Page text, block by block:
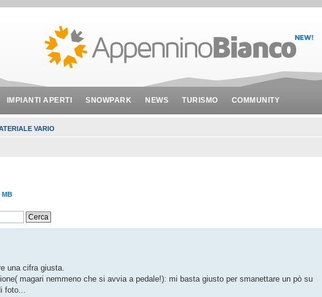
IMPIANTI APERTI SNOWPARK NEWS TURISMO COMMUNITY
VARIO
MB
una cifra giusta.
magari nemmeno che si avvia a pedale!): mi basta giusto per smanettare un pò su